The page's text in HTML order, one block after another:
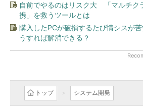
自前でやるのはリスク大 「マルチク
携」を救うツールとは
購入したPCが破損するたび情シスが
うすれば解消できる？
トップ システム開発